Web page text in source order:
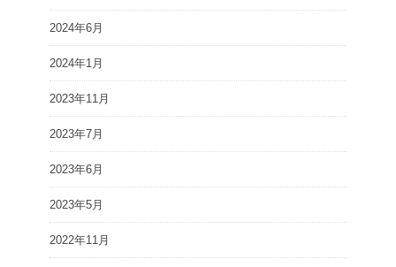
2024年6月
2024年1月
2023年11月
2023年7月
2023年6月
2023年5月
2022年11月